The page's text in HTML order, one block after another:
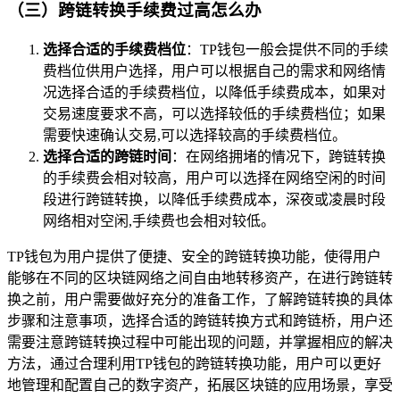
（三）跨链转换手续费过高怎么办
选择合适的手续费档位：TP钱包一般会提供不同的手续
费档位供用户选择，用户可以根据自己的需求和网络情
况选择合适的手续费档位，以降低手续费成本，如果对
交易速度要求不高，可以选择较低的手续费档位；如果
需要快速确认交易,可以选择较高的手续费档位。
选择合适的跨链时间 ：在网络拥堵的情况下，跨链转换
的手续费会相对较高，用户可以选择在网络空闲的时间
段进行跨链转换，以降低手续费成本，深夜或凌晨时段
网络相对空闲,手续费也会相对较低。
TP钱包为用户提供了便捷、安全的跨链转换功能，使得用户
能够在不同的区块链网络之间自由地转移资产，在进行跨链转
换之前，用户需要做好充分的准备工作，了解跨链转换的具体
步骤和注意事项，选择合适的跨链转换方式和跨链桥，用户还
需要注意跨链转换过程中可能出现的问题，并掌握相应的解决
方法，通过合理利用TP钱包的跨链转换功能，用户可以更好
地管理和配置自己的数字资产，拓展区块链的应用场景，享受